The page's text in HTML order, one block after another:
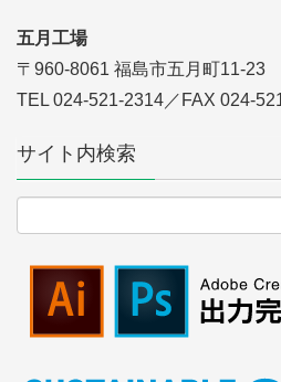
五月工場
〒960-8061 福島市五月町11-23
TEL 024-521-2314／FAX 024-
サイト内検索